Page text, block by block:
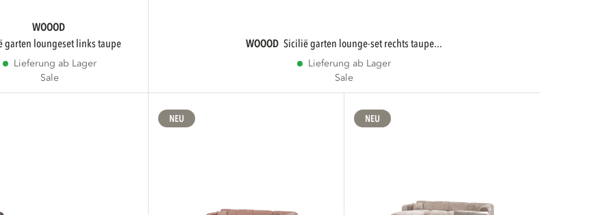
WOOOD
garten loungeset links taupe
Lieferung ab Lager
Sale
WOOOD sicilië garten lounge-set rechts taupe...
Lieferung ab Lager
Sale
NEU NEU